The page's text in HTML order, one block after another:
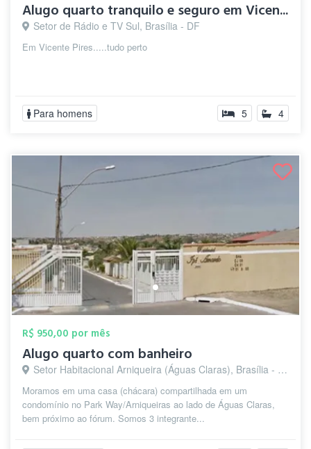
Alugo quarto tranquilo e seguro em Vicen...
Setor de Rádio e TV Sul, Brasília - DF
Em Vicente Pires.....tudo perto
Para homens 5 4
R$ 950,00 por mês
Alugo quarto com banheiro
Setor Habitacional Arniqueira (Águas Claras), Brasília - DF
Moramos em uma casa (chácara) compartilhada em um
condomínio no Park Way/Arniqueiras ao lado de Águas Claras,
bem próximo ao fórum. Somos 3 integrante...